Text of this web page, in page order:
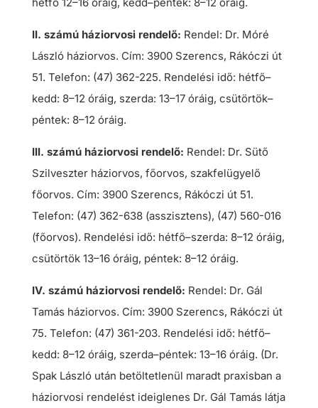
II. számú háziorvosi rendelő: Rendel: Dr. Móré
László háziorvos. Cím: 3900 Szerencs, Rákóczi út
51. Telefon: (47) 362-225. Rendelési idő: hétfő–
kedd: 8–12 óráig, szerda: 13–17 óráig, csütörtök–
péntek: 8–12 óráig.
III. számú háziorvosi rendelő: Rendel: Dr. Sütő
Szilveszter háziorvos, főorvos, szakfelügyelő
főorvos. Cím: 3900 Szerencs, Rákóczi út 51.
Telefon: (47) 362-638 (asszisztens), (47) 560-016
(főorvos). Rendelési idő: hétfő–szerda: 8–12 óráig,
csütörtök 13–16 óráig, péntek: 8–12 óráig.
IV. számú háziorvosi rendelő: Rendel: Dr. Gál
Tamás háziorvos. Cím: 3900 Szerencs, Rákóczi út
75. Telefon: (47) 361-203. Rendelési idő: hétfő–
kedd: 8–12 óráig, szerda–péntek: 13–16 óráig. (Dr.
Spak László után betöltetlenül maradt praxisban a
háziorvosi rendelést ideiglenes Dr. Gál Tamás látja